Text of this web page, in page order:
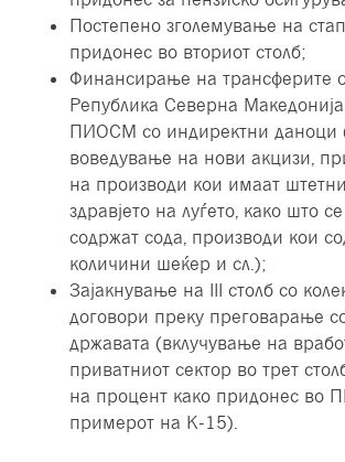
Постепено зголемување на
придонес во вториот столб;
Финансирање на трансферите
Република Северна
ПИОСМ со индиректни даноци
воведување на нови акцизи,
на производи кои имаат
здравјето на луѓето, како што
содржат сода, производи кои
количини шеќер и сл.);
Зајакнување на III столб со
договори преку преговарање
државата (вклучување на
приватниот сектор во трет
на процент како придонес во
примерот на К-15).